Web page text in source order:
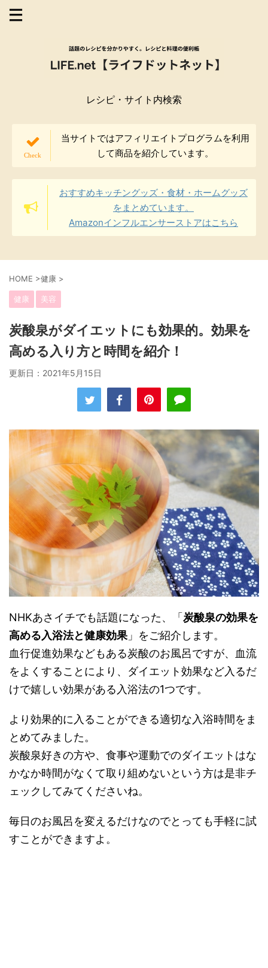
レシピ・サイト内検索
当サイトではアフィリエイトプログラムを利用
して商品を紹介しています。
おすすめキッチングッズ・食材・ホームグッズ
をまとめています。
Amazonインフルエンサーストアはこちら
HOME >健康 >
健康 美容
炭酸泉がダイエットにも効果的。効果を
高める入り方と時間を紹介！
更新日： 2021年5月15日
NHKあさイチでも話題になった、「 炭酸泉の効果を
高める入浴法と健康効果 」をご紹介します。
血行促進効果などもある炭酸のお風呂ですが、血流
をよくすることにより、ダイエット効果など入るだ
けで嬉しい効果がある入浴法の1つです。
より効果的に入ることができる適切な入浴時間をま
とめてみました。
炭酸泉好きの方や、食事や運動でのダイエットはな
かなか時間がなくて取り組めないという方は是非チ
ェックしてみてくださいね。
毎日のお風呂を変えるだけなのでとっても手軽に試
すことができますよ。